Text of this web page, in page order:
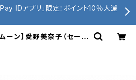
Pay IDアプリ」限定！ポイント10％大還
ーン】愛野美奈子（セーラ